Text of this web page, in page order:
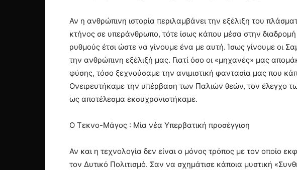
Αν η ανθρώπινη ιστορία περιλαμβάνει την εξέλιξη του
κτήνος σε υπεράνθρωπο, τότε ίσως κάπου μέσα στην
ρυθμούς έτσι ώστε να γίνουμε ένα με αυτή. Ίσως γίνουμε οι
την ανθρώπινη εξέλιξή μας. Γιατί όσο οι «μηχανές» μας
φύσης, τόσο ξεχνούσαμε την ανιμιστική φαντασία μας που
Ονειρευτήκαμε την υπέρβαση των Παλιών θεών, τον έλεγχο
ως αποτέλεσμα εκσυχρονιστήκαμε.
Ο Τεκνο-Μάγος : Μία νέα Υπερβατική προσέγγιση
Αν και η τεχνολογία δεν είναι ο μόνος τρόπος με τον οποίο
τον Δυτικό Πολιτισμό. Σαν να σχημάτισε κάποια μυστική